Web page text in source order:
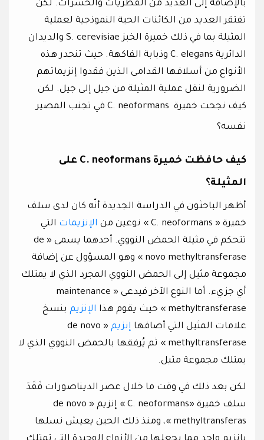
بالإضافة إلى العديد من الفطريات والحشرات. لكن
تفتقر العديد من الكائنات الحية النموذجية لعملية
المثيلة بما في ذلك خميرة الخبز S. cerevisiae والديدان
الدائرية C. elegans وذبابة الفاكهة. حيث تنحدر هذه
الأنواع من أسلافها القدامى الذين فقدوا إنزيماتهم
الضرورية لنقل عملية المثيلة من جيل إلى جيل. لكن
كيف نجحت خميرة C. neoformans في تجنب المصير
نفسه؟
كيف حافظت خميرة C. neoformans على
المثيلة؟
أظهر الباحثون في الدراسة الجديدة أنّه كان لدى سلف
خميرة « C. neoformans » نوعين من
الإنزيمات التي
تتحكم في مثيلة الحمض النووي. أحدهما يسمى « de
novo methyltransferase » وهو المسؤول عن إضافة
مجموعة مثيل إلى الحمض النووي المجرد الذي لا يمتلك
أي جزيء. أما النوع الآخر فيدعى « maintenance
methyltransferase » حيث يقوم هذا
الإنزيم بنسخ
علامات المثيل التي أضافها إنزيم
« de novo
methyltransferase » ثم يُرفقها بالحمض النووي الذي لا
يمتلك مجموعة مثيل.
لكن بعد ذلك في وقت ما خلال عصر الديناصورات فَقَدَ
سلف خميرة «C. neoformans » إنزيم « de novo
methyltransferas »، ومنذ ذلك الحين يعيش نسلها